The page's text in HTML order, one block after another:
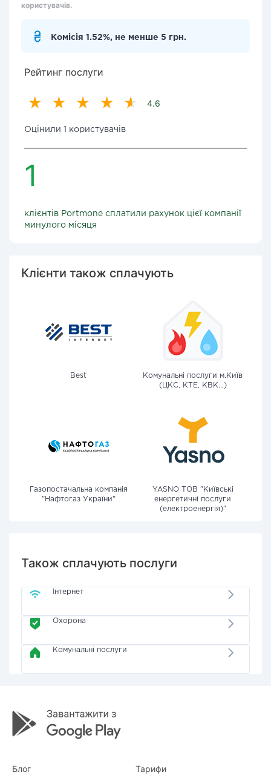
користувачів.
Комісія 1.52%, не менше 5 грн.
Рейтинг послуги
4.6
Оцінили 1 користувачів
1
клієнтів Portmone сплатили рахунок цієї компанії
минулого місяця
Клієнти також сплачують
Best
Комунальні послуги м.Київ
(ЦКС, КТЕ, КВК...)
Газопостачальна компанія
"Нафтогаз України"
YASNO ТОВ "Київські
енергетичні послуги
(електроенергія)"
Також сплачують послуги
Інтернет
Охорона
Комунальні послуги
Блог Тарифи